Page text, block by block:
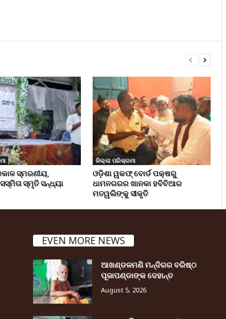
ସ୍ମରଣୀୟ,
ସସ୍ମିତା ସ୍ମୃତି ସନ୍ଧ୍ୟା
ଜିଲ୍ଲା ପରିକ୍ରମା
ଓଡ଼ିଶା ୱକଫ୍ ବୋର୍ଡ ପକ୍ଷରୁ
ଧାମନଗରର ଖାନକା ହବିବିଆର
ମତୱଲିଙ୍କୁ ସୀକୃତି
EVEN MORE NEWS
ଆଖଣ୍ଡଳମଣି ମନ୍ଦିରର ବରିଷ୍ଠ
ପୂଜାପଣ୍ଡାଙ୍କ ଦେହାନ୍ତ
August 5, 2026